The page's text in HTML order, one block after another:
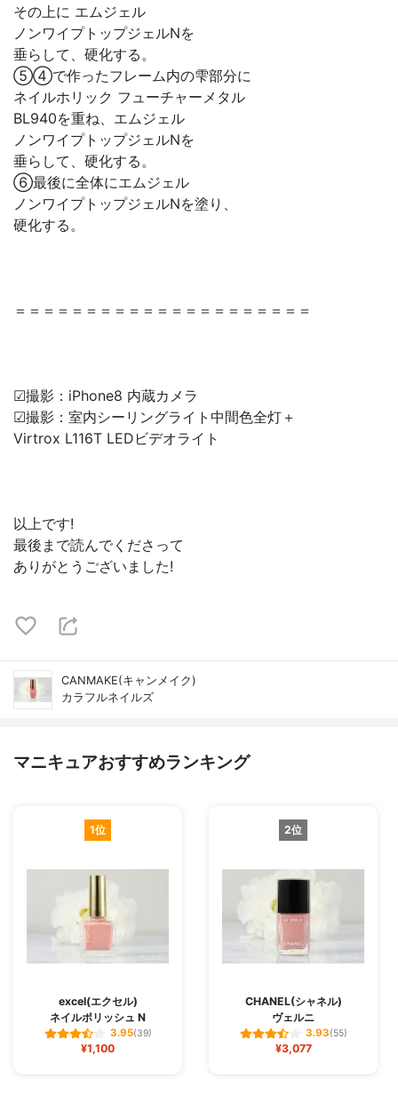
その上に エムジェル
ノンワイプトップジェルNを
垂らして、硬化する。
⑤④で作ったフレーム内の雫部分に
ネイルホリック フューチャーメタル
BL940を重ね、エムジェル
ノンワイプトップジェルNを
垂らして、硬化する。
⑥最後に全体にエムジェル
ノンワイプトップジェルNを塗り、
硬化する。
＝＝＝＝＝＝＝＝＝＝＝＝＝＝＝＝＝＝＝＝＝
☑︎撮影：iPhone8 内蔵カメラ
☑︎撮影：室内シーリングライト中間色全灯＋
Virtrox L116T LEDビデオライト
以上です!
最後まで読んでくださって
ありがとうございました!
CANMAKE(キャンメイク)
カラフルネイルズ
マニキュアおすすめランキング
1位
excel(エクセル)
ネイルポリッシュ N
3.95(39)
¥1,100
2位
CHANEL(シャネル)
ヴェルニ
3.93(55)
¥3,077